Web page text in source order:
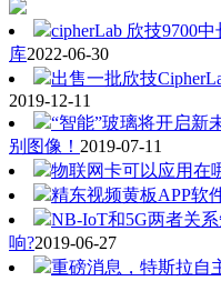
cipherLab 欣技9700
库2022-06-30
出售一批欣技
2019-12-11
“智能”玻璃将开启新
别图像！ 2019-07-11
物联网卡可以应用在
精东视频黄板APP软
NB-IoT和5G两者关系
响?2019-06-27
重磅消息，特斯拉